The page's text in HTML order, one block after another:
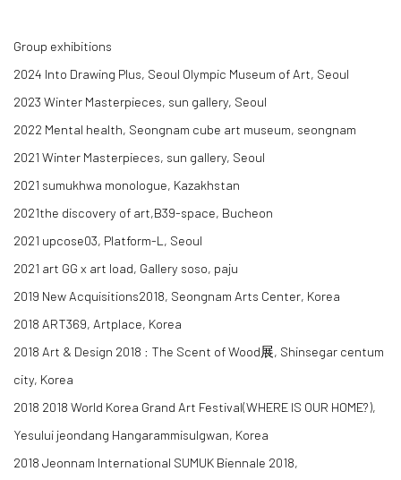
Group exhibitions
2024 Into Drawing Plus, Seoul Olympic Museum of Art, Seoul
2023 Winter Masterpieces, sun gallery, Seoul
2022 Mental health, Seongnam cube art museum, seongnam
2021 Winter Masterpieces, sun gallery, Seoul
2021 sumukhwa monologue, Kazakhstan
2021the discovery of art,B39-space, Bucheon
2021 upcose03, Platform-L, Seoul
2021 art GG x art load, Gallery soso, paju
2019 New Acquisitions2018, Seongnam Arts Center, Korea
2018 ART369, Artplace, Korea
2018 Art & Design 2018 : The Scent of Wood展, Shinsegar centum
city, Korea
2018 2018 World Korea Grand Art Festival(WHERE IS OUR HOME?),
Yesului jeondang Hangarammisulgwan, Korea
2018 Jeonnam International SUMUK Biennale 2018,